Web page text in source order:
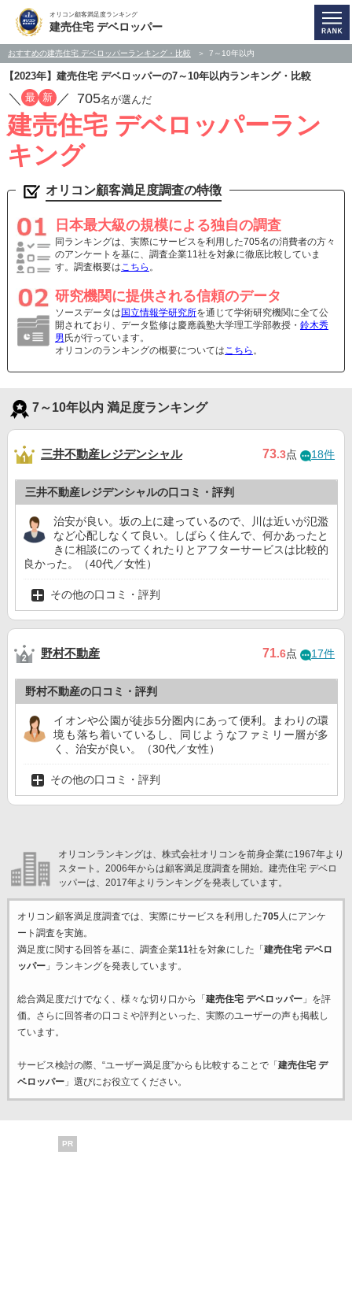
オリコン顧客満足度ランキング
建売住宅 デベロッパー
おすすめの建売住宅 デベロッパーランキング・比較 7～10年以内
【2023年】建売住宅 デベロッパーの7～10年以内ランキング・比較
／ 最 新 ／ 705名が選んだ
建売住宅 デベロッパーラン
キング
オリコン顧客満足度調査の特徴
日本最大級の規模による独自の調査
同ランキングは、実際にサービスを利用した705名の消費者の方々
のアンケートを基に、調査企業11社を対象に徹底比較していま
す。調査概要はこちら 。
研究機関に提供される信頼のデータ
ソースデータは 国立情報学研究所を通じて学術研究機関に全て公
開されており、データ監修は慶應義塾大学理工学部教授・ 鈴木秀
男 氏が行っています。
オリコンのランキングの概要についてはこちら 。
7～10年以内 満足度ランキング
三井不動産レジデンシャル 73.3点 18件
三井不動産レジデンシャルの口コミ・評判
治安が良い。坂の上に建っているので、川は近いが氾濫
など心配しなくて良い。しばらく住んで、何かあったと
きに相談にのってくれたりとアフターサービスは比較的
良かった。（40代／女性）
その他の口コミ・評判
野村不動産 71.6点 17件
野村不動産の口コミ・評判
イオンや公園が徒歩5分圏内にあって便利。まわりの環
境も落ち着いているし、同じようなファミリー層が多
く、治安が良い。（30代／女性）
その他の口コミ・評判
オリコンランキングは、株式会社オリコンを前身企業に1967年より
スタート。2006年からは顧客満足度調査を開始。建売住宅 デベロ
ッパーは、2017年よりランキングを発表しています。
オリコン顧客満足度調査では、実際にサービスを利用した705人にアンケ
ート調査を実施。
満足度に関する回答を基に、調査企業11社を対象にした「 建売住宅 デベロ
ッパー」ランキングを発表しています。
総合満足度だけでなく、様々な切り口から「 建売住宅 デベロッパー」を評
価。さらに回答者の口コミや評判といった、実際のユーザーの声も掲載し
ています。
サービス検討の際、“ユーザー満足度”からも比較することで「 建売住宅 デ
ベロッパー」選びにお役立てください。
PR